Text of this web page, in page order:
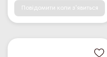
Повідомити коли з'явиться